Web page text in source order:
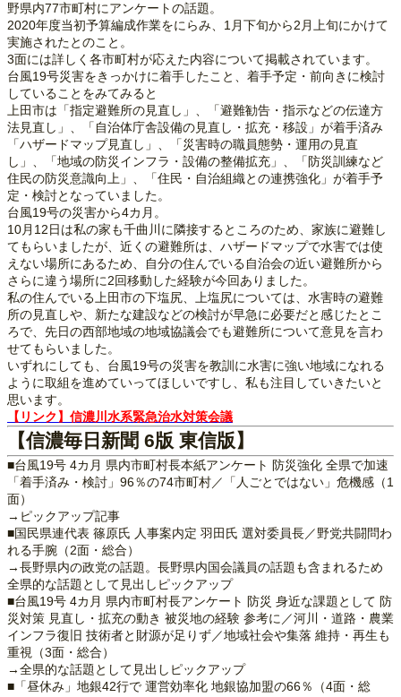
野県内77市町村にアンケートの話題。
2020年度当初予算編成作業をにらみ、1月下旬から2月上旬にかけて
実施されたとのこと。
3面には詳しく各市町村が応えた内容について掲載されています。
台風19号災害をきっかけに着手したこと、着手予定・前向きに検討
していることをみてみると
上田市は「指定避難所の見直し」、「避難勧告・指示などの伝達方
法見直し」、「自治体庁舎設備の見直し・拡充・移設」が着手済み
「ハザードマップ見直し」、「災害時の職員態勢・運用の見直
し」、「地域の防災インフラ・設備の整備拡充」、「防災訓練など
住民の防災意識向上」、「住民・自治組織との連携強化」が着手予
定・検討となっていました。
台風19号の災害から4カ月。
10月12日は私の家も千曲川に隣接するところのため、家族に避難し
てもらいましたが、近くの避難所は、ハザードマップで水害では使
えない場所にあるため、自分の住んでいる自治会の近い避難所から
さらに違う場所に2回移動した経験が今回ありました。
私の住んでいる上田市の下塩尻、上塩尻については、水害時の避難
所の見直しや、新たな建設などの検討が早急に必要だと感じたとこ
ろで、先日の西部地域の地域協議会でも避難所について意見を言わ
せてもらいました。
いずれにしても、台風19号の災害を教訓に水害に強い地域になれる
ように取組を進めていってほしいですし、私も注目していきたいと
思います。
【リンク】信濃川水系緊急治水対策会議
【信濃毎日新聞 6版 東信版】
■台風19号 4カ月 県内市町村長本紙アンケート 防災強化 全県で加速
「着手済み・検討」96％の74市町村／「人ごとではない」危機感（1
面）
→ピックアップ記事
■国民県連代表 篠原氏 人事案内定 羽田氏 選対委員長／野党共闘問わ
れる手腕（2面・総合）
→長野県内の政党の話題。長野県内国会議員の話題も含まれるため
全県的な話題として見出しピックアップ
■台風19号 4カ月 県内市町村長アンケート 防災 身近な課題として 防
災対策 見直し・拡充の動き 被災地の経験 参考に／河川・道路・農業
インフラ復旧 技術者と財源が足りず／地域社会や集落 維持・再生も
重視（3面・総合）
→全県的な話題として見出しピックアップ
■「昼休み」地銀42行で 運営効率化 地銀協加盟の66％（4面・総